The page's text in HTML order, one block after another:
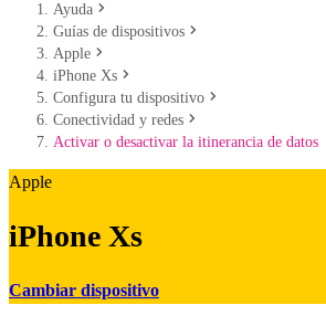
Ayuda
Guías de dispositivos
Apple
iPhone Xs
Configura tu dispositivo
Conectividad y redes
Activar o desactivar la itinerancia de datos
Apple
iPhone Xs
Cambiar dispositivo